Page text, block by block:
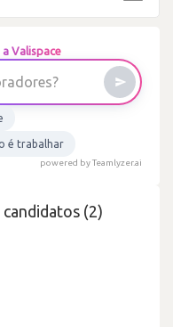
Valispace
rad ores?
é trabalhar
powered by Teamlyzer.ai
(2)